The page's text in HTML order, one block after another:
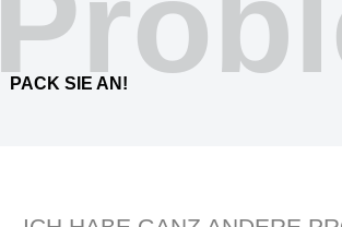
PACK SIE AN!